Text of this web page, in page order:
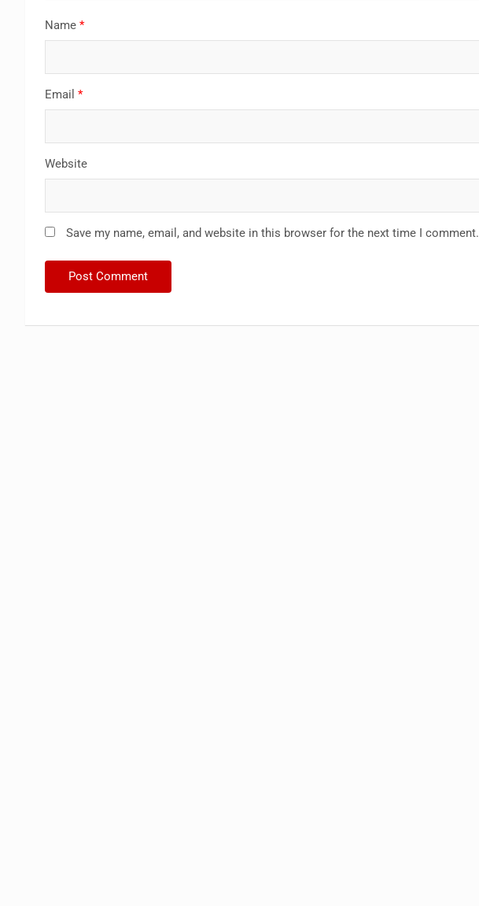
Name *
Email *
Website
Save my name, email, and website in this browser for the next time I comment.